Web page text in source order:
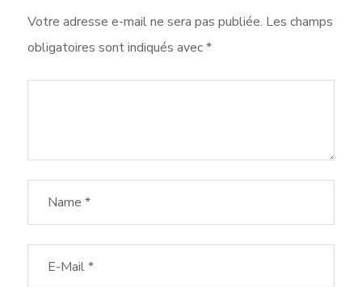
Votre adresse e-mail ne sera pas publiée. Les champs
obligatoires sont indiqués avec*